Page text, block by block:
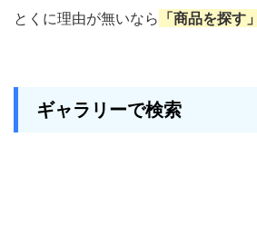
とくに理由が無いなら 「商品を探す」
ギャラリーで検索